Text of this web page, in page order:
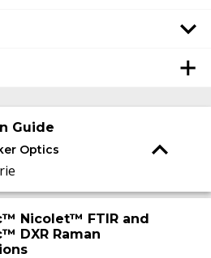
Guide
Optics
Nicolet™ FTIR and
DXR Raman